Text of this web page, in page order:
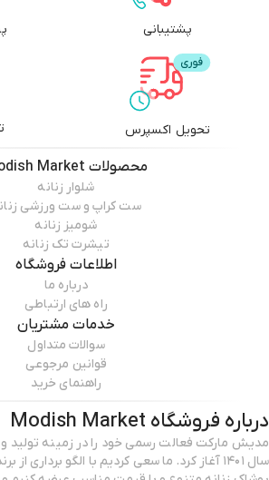
پشتیبانی
تحویل اکسپرس
محصولات Market
شلوار زنانه
ست کراپ و ست ورزشی
شومیز زنانه
تیشرت تک زنانه
اطلاعات فروشگاه
درباره ما
راه های ارتباطی
خدمات مشتریان
سوالات متداول
قوانین مرجوعی
راهنمای خرید
درباره فروشگاه Modish Market
مدیش مارکت فعالت رسمی خود را در زمینه تولید
سال ۱۴۰۱ آغاز کرد. ما سعی کردیم با الگو